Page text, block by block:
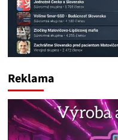
Reklama